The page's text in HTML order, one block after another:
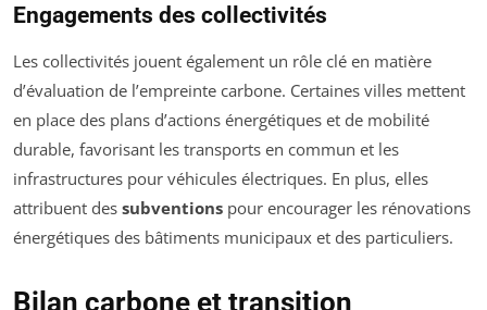
Engagements des collectivités
Les collectivités jouent également un rôle clé en matière
d’évaluation de l’empreinte carbone. Certaines villes mettent
en place des plans d’actions énergétiques et de mobilité
durable, favorisant les transports en commun et les
infrastructures pour véhicules électriques. En plus, elles
attribuent des subventions pour encourager les rénovations
énergétiques des bâtiments municipaux et des particuliers.
Bilan carbone et transition